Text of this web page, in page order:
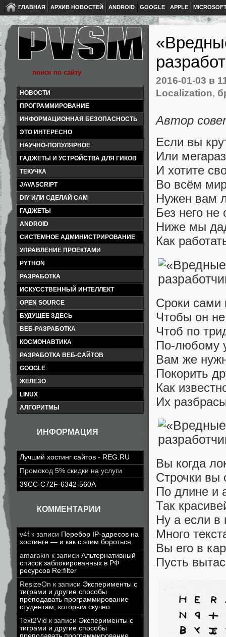
ГЛАВНАЯ АРХИВ НОВОСТЕЙ ANDROID GOOGLE APPLE
НОВОСТИ
ПРОГРАММИРОВАНИЕ
ИНФОРМАЦИОННАЯ БЕЗОПАСНОСТЬ
ЭТО ИНТЕРЕСНО
НАУЧНО-ПОПУЛЯРНОЕ
ГАДЖЕТЫ И УСТРОЙСТВА ДЛЯ ГИКОВ
ТЕКУЧКА
JAVASCRIPT
DIY ИЛИ СДЕЛАЙ САМ
ГАДЖЕТЫ
ANDROID
СИСТЕМНОЕ АДМИНИСТРИРОВАНИЕ
УПРАВЛЕНИЕ ПРОЕКТАМИ
PYTHON
РАЗРАБОТКА
ИСКУССТВЕННЫЙ ИНТЕЛЛЕКТ
OPEN SOURCE
БУДУЩЕЕ ЗДЕСЬ
ВЕБ-РАЗРАБОТКА
КОСМОНАВТИКА
РАЗРАБОТКА ВЕБ-САЙТОВ
GOOGLE
ЖЕЛЕЗО
LINUX
АЛГОРИТМЫ
ИНФОРМАЦИЯ
Лучший хостинг сайтов - REG.RU
Промокод 5% скидки на услуги
39CC-C72F-6342-560A
КОММЕНТАРИИ
v4f к записи Перебор IP-адресов на
хостинге — и как с этим бороться
amarakin к записи Альтернативный
список заблокированных в РФ
ресурсов Re:filter
ResizeOn к записи Эксперименты с
тиграми и другие способы
преподавать программирование
студентам, которым скучно
Text2Vid к записи Эксперименты с
тиграми и другие способы
2016-01-03 в
Localization,
Автор
Если вы
Или
И хотите
Во всём
Нужен вам
Без него не
Ниже мы
Как
Сроки сами
Чтобы он
Чтоб по
По-любому
Вам же
Покорить
Как
Их
Вы когда
Строчки вы
По длине и
Так
Ну а если в
Много
Вы его в
Пусть